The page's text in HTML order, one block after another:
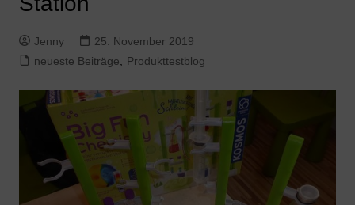
Jenny
25. November 2019
neueste Beiträge
Produkttestblog